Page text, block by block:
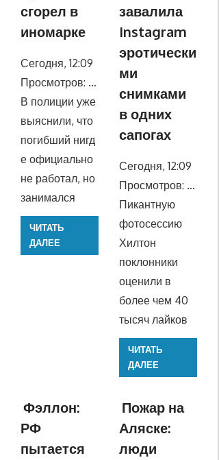
сгорел в
иномарке
Сегодня, 12:09
Просмотров: …
В полиции уже
выяснили, что
погибший нигд
е официально
не работал, но
занимался
ЧИТАТЬ
ДАЛЕЕ
завалила
Instagram
эротически
ми
снимками
в одних
сапогах
Сегодня, 12:09
Просмотров: …
Пикантную
фотосессию
Хилтон
поклонники
оценили в
более чем 40
тысяч лайков
ЧИТАТЬ
ДАЛЕЕ
Фэллон:
РФ
пытается
Пожар на
Аляске:
люди